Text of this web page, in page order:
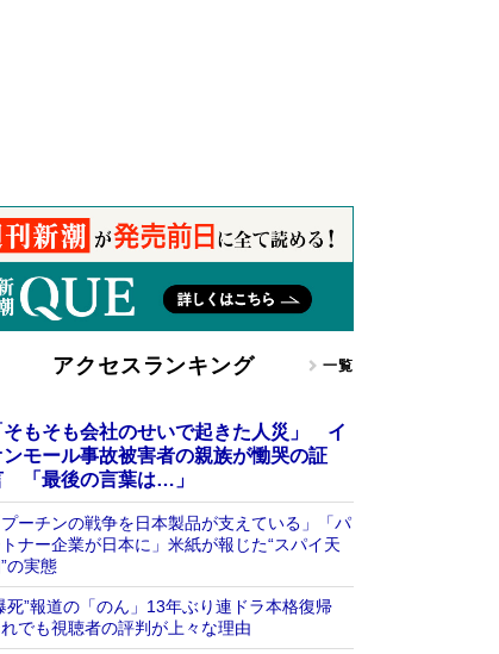
アクセスランキング 一覧
そもそも会社のせいで起きた人災」 イ
ンモール事故被害者の親族が慟哭の証
「最後の言葉は…」
プーチンの戦争を日本製品が支えている」「パ
ナー企業が日本に」米紙が報じた“スパイ天
の実態
死”報道の「のん」13年ぶり連ドラ本格復帰
でも視聴者の評判が上々な理由